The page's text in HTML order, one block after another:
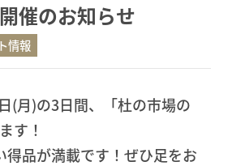
催のお知らせ
情報
(月)の3日間、「杜の市場の
す！
得品が満載です！ぜひ足をお